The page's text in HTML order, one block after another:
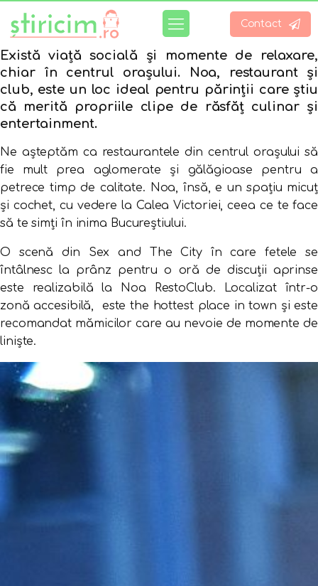
Contact
Există viață socială și momente de relaxare,
chiar în centrul orașului. Noa, restaurant și
club, este un loc ideal pentru părinții care știu
că merită propriile clipe de răsfăț culinar și
entertainment.
Ne așteptăm ca restaurantele din centrul orașului să
fie mult prea aglomerate și gălăgioase pentru a
petrece timp de calitate. Noa, însă, e un spațiu micuț
și cochet, cu vedere la Calea Victoriei, ceea ce te face
să te simți în inima Bucureștiului.
O scenă din Sex and The City în care fetele se
întâlnesc la prânz pentru o oră de discuții aprinse
este realizabilă la Noa RestoClub. Localizat într-o
zonă accesibilă, este the hottest place in town și este
recomandat mămicilor care au nevoie de momente de
liniște.